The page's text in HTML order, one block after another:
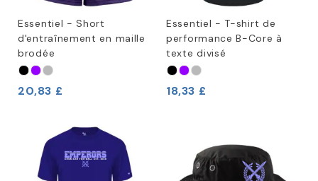
Essentiel - Short
d'entraînement en maille
brodée
20,83 £
Essentiel - T-shirt de
performance B-Core à
texte divisé
18,33 £